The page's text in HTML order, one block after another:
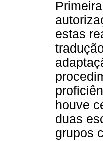
estas
houve
duas
grupos